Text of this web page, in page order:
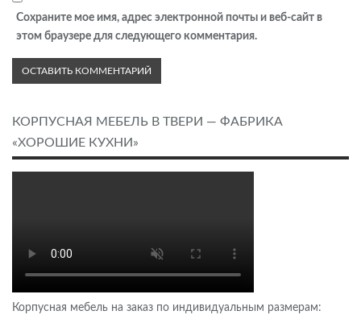
Сохраните мое имя, адрес электронной почты и веб-сайт в
этом браузере для следующего комментария.
КОРПУСНАЯ МЕБЕЛЬ В ТВЕРИ — ФАБРИКА
«ХОРОШИЕ КУХНИ»
Корпусная мебель на заказ по индивидуальным размерам: